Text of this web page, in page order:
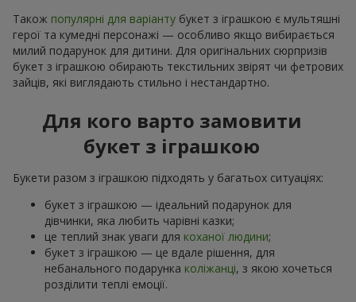
Також популярні для варіанту букет з іграшкою є мультяшні
герої та кумедні персонажі — особливо якщо вибирається
милий подарунок для дитини. Для оригінальних сюрпризів
букет з іграшкою обирають текстильних звірят чи фетрових
зайців, які виглядають стильно і нестандартно.
Для кого варто замовити
букет з іграшкою
Букети разом з іграшкою підходять у багатьох ситуаціях:
букет з іграшкою — ідеальний подарунок для
дівчинки, яка любить чарівні казки;
це теплий знак уваги для коханої людини;
букет з іграшкою — це вдале рішення, для
небанального подарунка коліжанці, з якою хочеться
розділити теплі емоції.